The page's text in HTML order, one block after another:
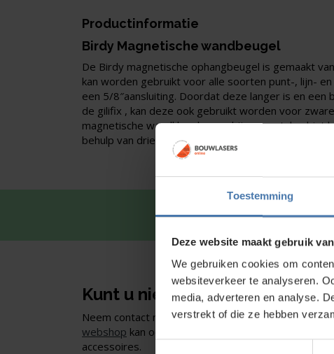
Toestemming
Deze website maakt gebruik
We gebruiken cookies om
websiteverkeer te analyseren.
media, adverteren en analyse.
verstrekt of die ze hebben
Productinformatie
Birdy Magnetische wandbeugel
De Birdy magnetische ophangbeugel is gemaakt
kan worden gebruikt voor alle soorten punt-, lijn-
een 5/8″aansluiting. Doordat deze langer is en een
de gilifix , kan deze ook gebruikt worden voor
magnetische wandklem kan op bijv. een stalen bint
behulp van drie magneten.
Snel en
Kunt u niet vinden wat u zoekt?
Neem contact met ons op of of bezoek onze
webshop kan ook. Ontdek ons assortiment aan
accessoires.